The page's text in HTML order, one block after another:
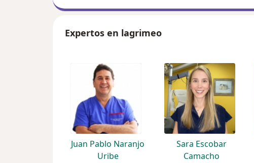
Expertos en lagrimeo
Juan Pablo Naranjo
Uribe
Sara Escobar
Camacho